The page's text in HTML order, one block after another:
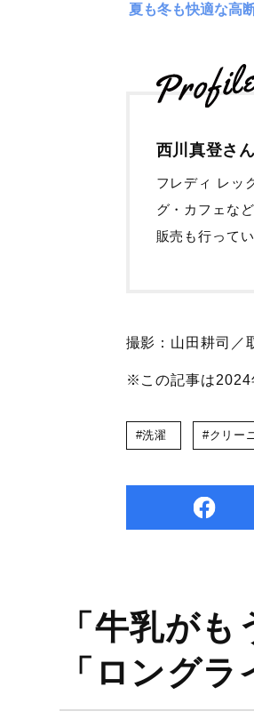
夏も冬も快適な高
西川真登さん
フレディ レッ
グ・カフェな
販売も行ってい
撮影：山田耕司／
※この記事は2024
#洗濯 #クリー
「牛乳が
「ロング